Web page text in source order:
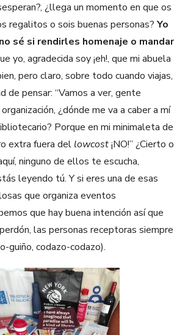
¿llega un momento en que os
regalitos o sois buenas personas? Yo
sé si rendirles homenaje o mandar
yo, agradecida soy ¡eh!, que mi abuela
pero claro, sobre todo cuando viajas,
de pensar: “Vamos a ver, gente
¿dónde me va a caber a mí
Porque en mi minimaleta de
extra fuera del lowcost¡NO!” ¿Cierto o
ninguno de ellos te escucha,
leyendo tú. Y si eres una de esas
que organiza eventos
que hay buena intención así que
las personas receptoras siempre
guiño, codazo-codazo).